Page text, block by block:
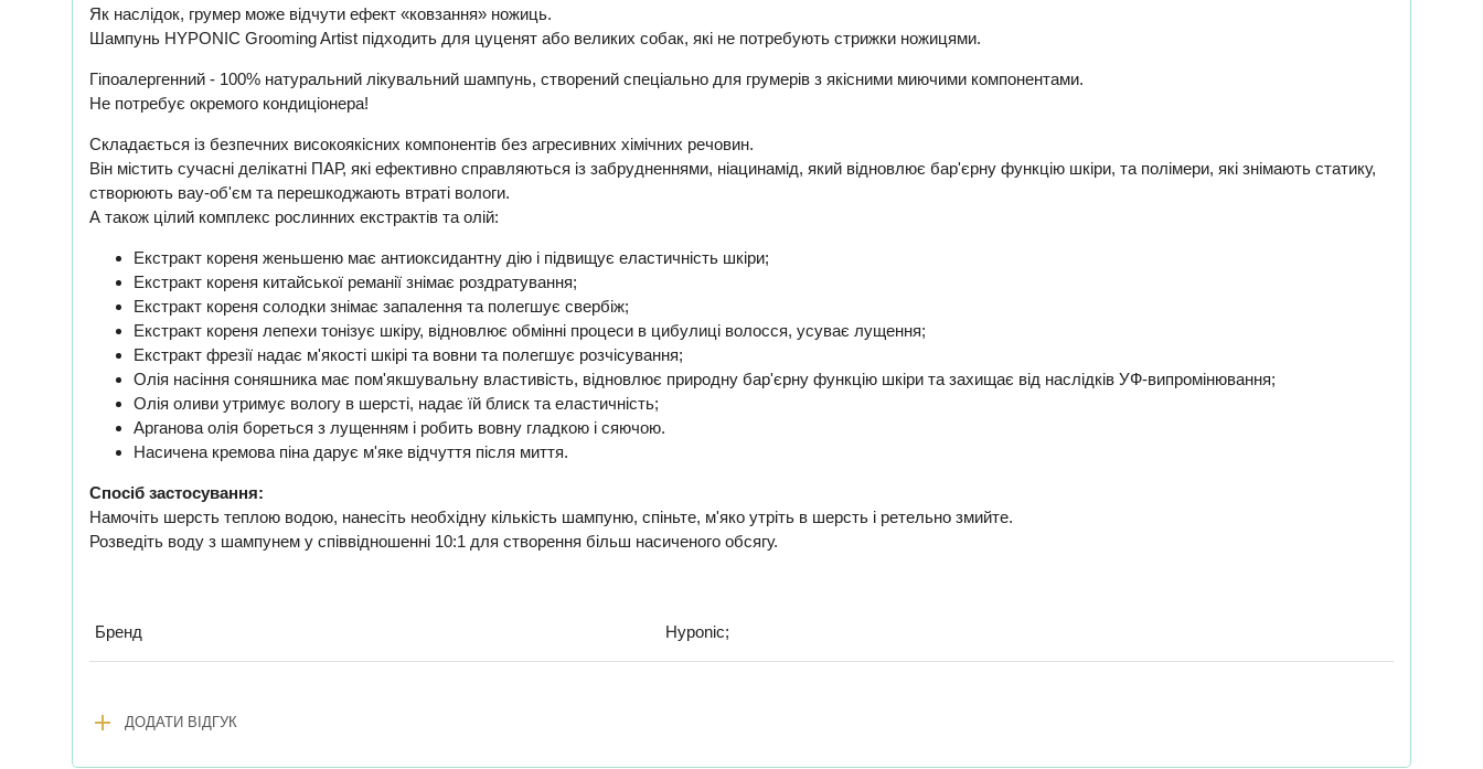
Як наслідок, грумер може відчути ефект «ковзання» ножиць.
Шампунь HYPONIC Grooming Artist підходить для цуценят або великих собак, які не потребують стрижки ножицями.
Гіпоалергенний - 100% натуральний лікувальний шампунь, створений спеціально для грумерів з якісними миючими компонентами.
Не потребує окремого кондиціонера!
Складається із безпечних високоякісних компонентів без агресивних хімічних речовин.
Він містить сучасні делікатні ПАР, які ефективно справляються із забрудненнями, ніацинамід, який відновлює бар'єрну функцію шкіри, та полімери, які знімають статику,
створюють вау-об'єм та перешкоджають втраті вологи.
А також цілий комплекс рослинних екстрактів та олій:
Екстракт кореня женьшеню має антиоксидантну дію і підвищує еластичність шкіри;
Екстракт кореня китайської реманії знімає роздратування;
Екстракт кореня солодки знімає запалення та полегшує свербіж;
Екстракт кореня лепехи тонізує шкіру, відновлює обмінні процеси в цибулиці волосся, усуває лущення;
Екстракт фрезії надає м'якості шкірі та вовни та полегшує розчісування;
Олія насіння соняшника має пом'якшувальну властивість, відновлює природну бар'єрну функцію шкіри та захищає від наслідків УФ-випромінювання;
Олія оливи утримує вологу в шерсті, надає їй блиск та еластичність;
Арганова олія бореться з лущенням і робить вовну гладкою і сяючою.
Насичена кремова піна дарує м'яке відчуття після миття.
Спосіб застосування:
Намочіть шерсть теплою водою, нанесіть необхідну кількість шампуню, спіньте, м'яко утріть в шерсть і ретельно змийте.
Розведіть воду з шампунем у співвідношенні 10:1 для створення більш насиченого обсягу.
Бренд Hyponic;
add ДОДАТИ ВІДГУК